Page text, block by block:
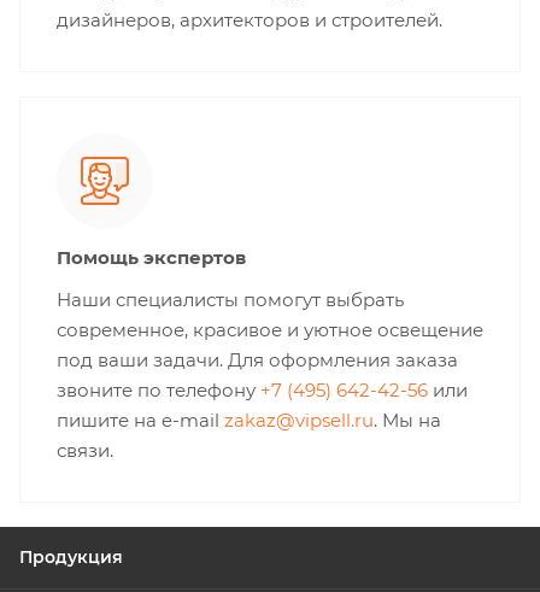
дизайнеров, архитекторов и строителей.
Помощь экспертов
Наши специалисты помогут выбрать
современное, красивое и уютное освещение
под ваши задачи. Для оформления заказа
звоните по телефону +7 (495) 642-42-56 или
пишите на e-mail zakaz@vipsell.ru. Мы на
связи.
Продукция